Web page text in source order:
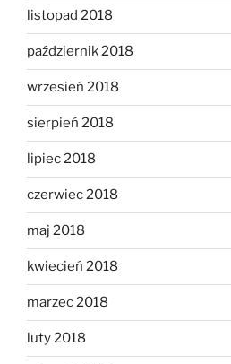
listopad 2018
październik 2018
wrzesień 2018
sierpień 2018
lipiec 2018
czerwiec 2018
maj 2018
kwiecień 2018
marzec 2018
luty 2018